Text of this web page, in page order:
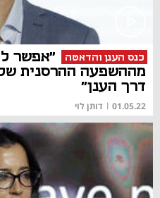
כנס הענן והדאטה
"אפשר
מההשפעה ההרסנית
דרך הענן"
01.05.22
| דותן לוי